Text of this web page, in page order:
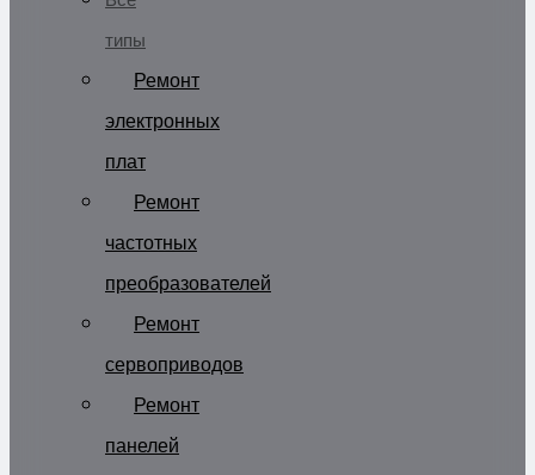
типы
Ремонт
электронных
плат
Ремонт
частотных
преобразователей
Ремонт
сервоприводов
Ремонт
панелей